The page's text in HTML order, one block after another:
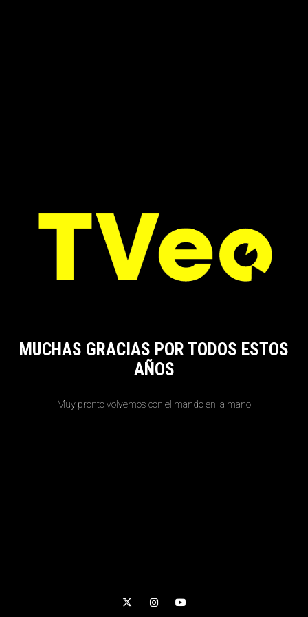
MUCHAS GRACIAS POR TODOS ESTOS
AÑOS
Muy pronto volvemos con el mando en la mano